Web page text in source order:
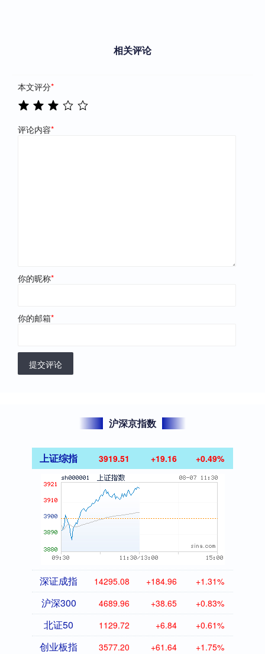
相关评论
本文评分*
评论内容*
你的昵称*
你的邮箱*
提交评论
沪深京指数
上证综指 3919.51 +19.16 +0.49%
深证成指 14295.08 +184.96 +1.31%
沪深300 4689.96 +38.65 +0.83%
北证50 1129.72 +6.84 +0.61%
创业板指 3577.20 +61.64 +1.75%